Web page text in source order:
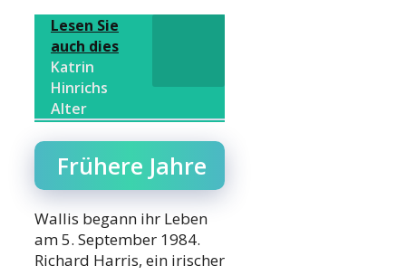
Lesen Sie
auch dies
Katrin
Hinrichs
Alter
Frühere Jahre
Wallis begann ihr Leben
am 5. September 1984.
Richard Harris, ein irischer